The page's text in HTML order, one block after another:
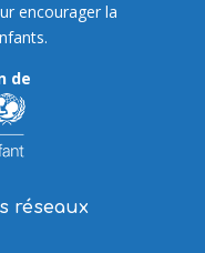
encourager la
de
réseaux